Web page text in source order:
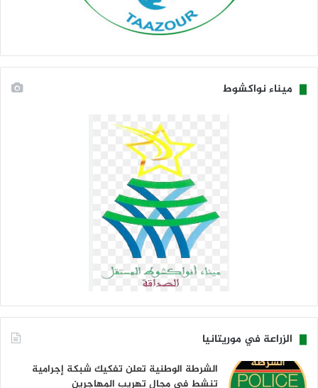
ميناء نواكشوط
الزراعة في موريتانيا
الشرطة الوطنية تعلن تفكيك شبكة إجرامية
تنشط في مجال تهريب المهاجرين